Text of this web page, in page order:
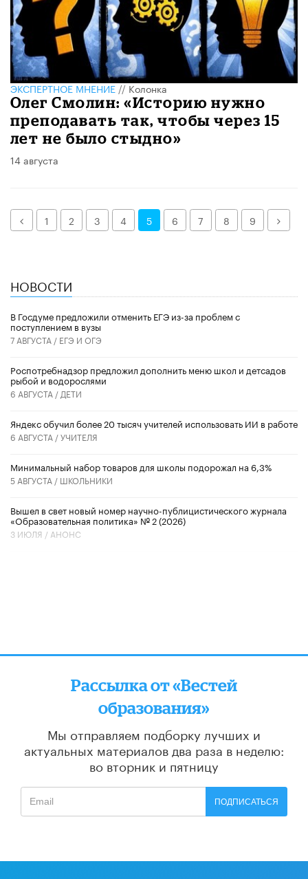
ЭКСПЕРТНОЕ МНЕНИЕ//Колонка
Олег Смолин: «Историю нужно
преподавать так, чтобы через 15
лет не было стыдно»
14 августа
Назад1 2 3 4 5 6 7 8 9 Далее
НОВОСТИ
В Госдуме предложили отменить ЕГЭ из-за проблем с
поступлением в вузы
7 АВГУСТА / ЕГЭ И ОГЭ
Роспотребнадзор предложил дополнить меню школ и детсадов
рыбой и водорослями
6 АВГУСТА / ДЕТИ
​Яндекс обучил более 20 тысяч учителей использовать ИИ в работе
6 АВГУСТА /УЧИТЕЛЯ
Минимальный набор товаров для школы подорожал на 6,3%
5 АВГУСТА / ШКОЛЬНИКИ
Вышел в свет новый номер научно-публицистического журнала
«Образовательная политика» № 2 (2026)
3 ИЮЛЯ / АНОНС
Рассылка от «Вестей
образования»
Мы отправляем подборку лучших и
актуальных материалов два раза в неделю:
во вторник и пятницу
ПОДПИСАТЬСЯ